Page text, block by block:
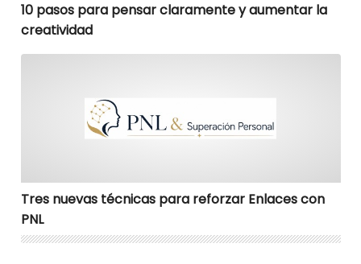
10 pasos para pensar claramente y aumentar la
creatividad
Tres nuevas técnicas para reforzar Enlaces con
PNL